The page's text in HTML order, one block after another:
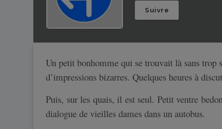
Suivre
Un petit bonhomme qui se trouvait là sans trop
d’impressions bizarres. Quelques heures à
Puis, sur les quais, il est seul. Petit ventre
dialogue de vieilles dames dans un autobus.